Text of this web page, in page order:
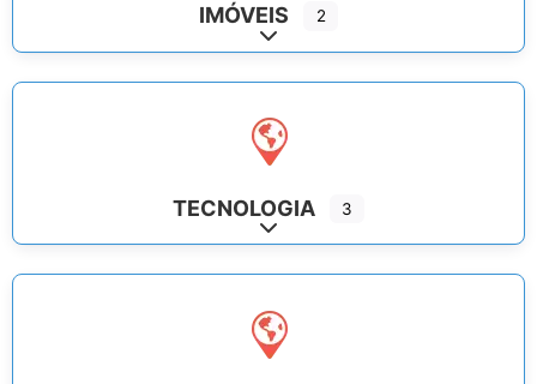
IMÓVEIS 2
Expand sub-categories
TECNOLOGIA 3
Expand sub-categories